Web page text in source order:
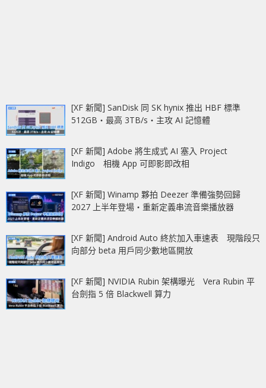
[XF 新聞] SanDisk 同 SK hynix 推出 HBF 標準
512GB‧最高 3TB/s‧主攻 AI 記憶體
[XF 新聞] Adobe 將生成式 AI 塞入 Project
Indigo 相機 App 可即影即改相
[XF 新聞] Winamp 夥拍 Deezer 準備強勢回歸
2027 上半年登場‧重新定義串流音樂播放器
[XF 新聞] Android Auto 終於加入車速表 現階段只
向部分 beta 用戶同少數地區開放
[XF 新聞] NVIDIA Rubin 架構曝光 Vera Rubin 平
台劍指 5 倍 Blackwell 算力